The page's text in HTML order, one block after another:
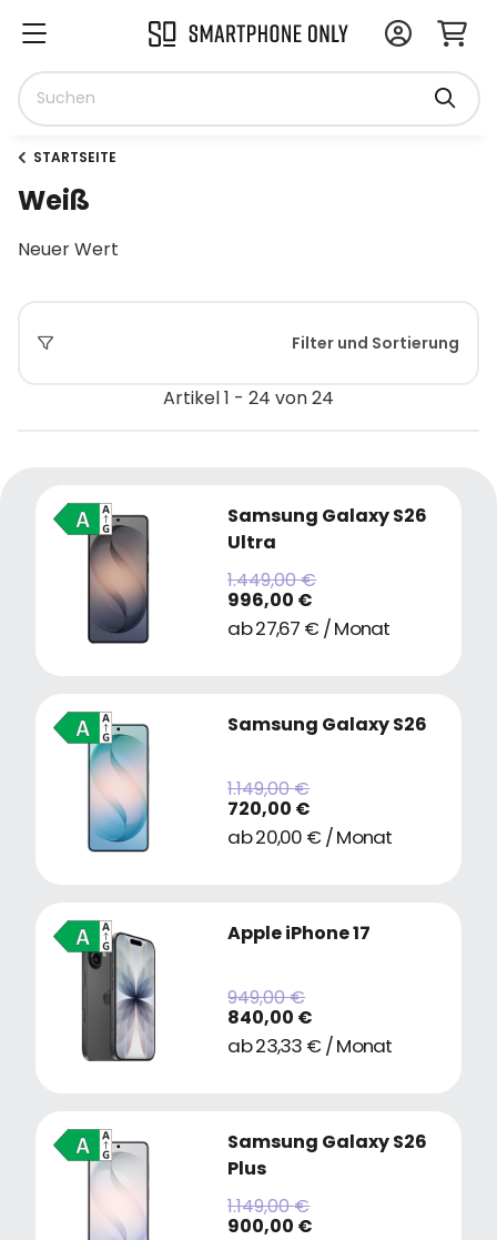
STARTSEITE
Weiß
Neuer Wert
Filter und Sortierung
Artikel 1 - 24 von 24
Samsung Galaxy S26
Ultra
1.449,00 €
996,00 €
ab 27,67 € / Monat
Samsung Galaxy S26
1.149,00 €
720,00 €
ab 20,00 € / Monat
Apple iPhone 17
949,00 €
840,00 €
ab 23,33 € / Monat
Samsung Galaxy S26
Plus
1.149,00 €
900,00 €